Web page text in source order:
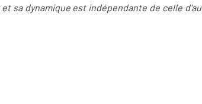
sa dynamique est indépendante de celle